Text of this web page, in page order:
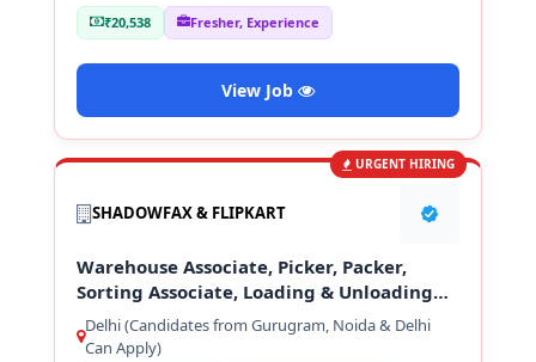
₹20,538 Fresher, Experience
View Job
URGENT HIRING
SHADOWFAX & FLIPKART
Warehouse Associate, Picker, Packer,
Sorting Associate, Loading & Unloading
Staff
Delhi (Candidates from Gurugram, Noida & Delhi
Can Apply)